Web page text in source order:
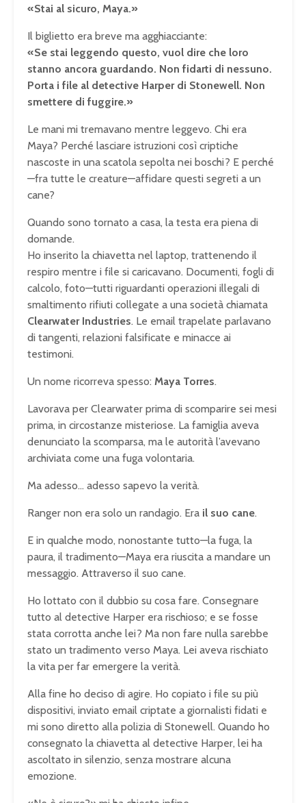
«Stai al sicuro, Maya.»
Il biglietto era breve ma agghiacciante:
«Se stai leggendo questo, vuol dire che loro
stanno ancora guardando. Non fidarti di nessuno.
Porta i file al detective Harper di Stonewell. Non
smettere di fuggire.»
Le mani mi tremavano mentre leggevo. Chi era
Maya? Perché lasciare istruzioni così criptiche
nascoste in una scatola sepolta nei boschi? E perché
—fra tutte le creature—affidare questi segreti a un
cane?
Quando sono tornato a casa, la testa era piena di
domande.
Ho inserito la chiavetta nel laptop, trattenendo il
respiro mentre i file si caricavano. Documenti, fogli di
calcolo, foto—tutti riguardanti operazioni illegali di
smaltimento rifiuti collegate a una società chiamata
Clearwater Industries. Le email trapelate parlavano
di tangenti, relazioni falsificate e minacce ai
testimoni.
Un nome ricorreva spesso: Maya Torres.
Lavorava per Clearwater prima di scomparire sei mesi
prima, in circostanze misteriose. La famiglia aveva
denunciato la scomparsa, ma le autorità l’avevano
archiviata come una fuga volontaria.
Ma adesso… adesso sapevo la verità.
Ranger non era solo un randagio. Era il suo cane.
E in qualche modo, nonostante tutto—la fuga, la
paura, il tradimento—Maya era riuscita a mandare un
messaggio. Attraverso il suo cane.
Ho lottato con il dubbio su cosa fare. Consegnare
tutto al detective Harper era rischioso; e se fosse
stata corrotta anche lei? Ma non fare nulla sarebbe
stato un tradimento verso Maya. Lei aveva rischiato
la vita per far emergere la verità.
Alla fine ho deciso di agire. Ho copiato i file su più
dispositivi, inviato email criptate a giornalisti fidati e
mi sono diretto alla polizia di Stonewell. Quando ho
consegnato la chiavetta al detective Harper, lei ha
ascoltato in silenzio, senza mostrare alcuna
emozione.